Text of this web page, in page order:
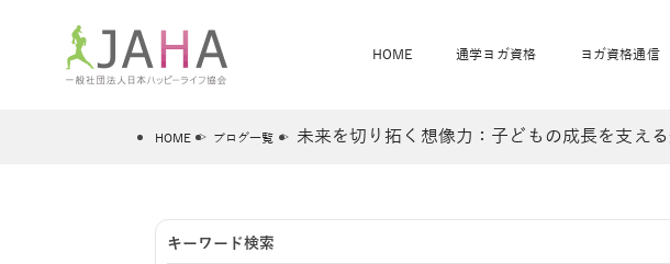
HOME 通学ヨガ資格 ヨガ資格通信
全米ヨガRYT200
骨盤スリムヨガ
®
HOME ブログ一覧 未来を切り拓く想像力：子どもの成長を支え
キーワード検索